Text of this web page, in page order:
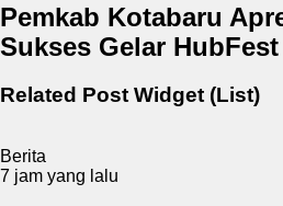
Pemkab Kotabaru
Sukses Gelar HubFest
Related Post Widget (List)
Berita
7 jam yang lalu